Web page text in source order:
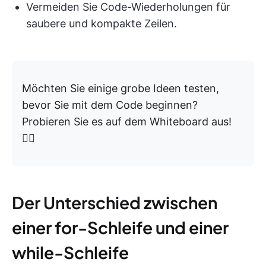
Vermeiden Sie Code-Wiederholungen für
saubere und kompakte Zeilen.
Möchten Sie einige grobe Ideen testen,
bevor Sie mit dem Code beginnen?
Probieren Sie es auf dem Whiteboard aus!
👇🏼
Der Unterschied zwischen
einer for-Schleife und einer
while-Schleife